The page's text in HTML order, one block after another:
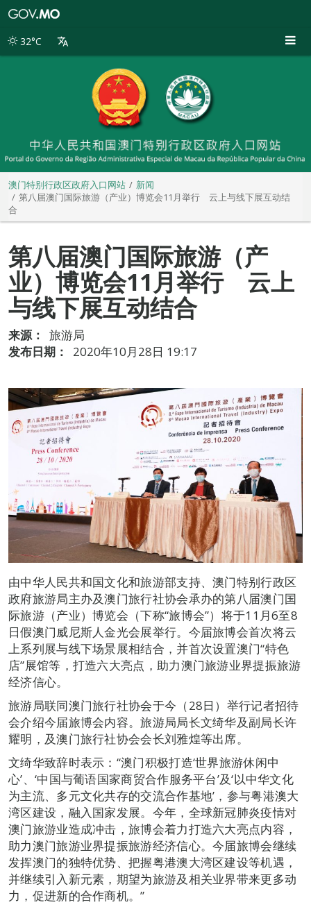
别
32°C
澳门特别行政区政府入口网站
新闻
第八届澳门国际旅游（产业）博览会11月举行 云上与线下展互动结
合
第八届澳门国际旅游（产
业）博览会11月举行 云上
与线下展互动结合
来源：
旅游局
发布日期：
2020年10月28日 19:17
由中华人民共和国文化和旅游部支持、澳门特别行政区
政府旅游局主办及澳门旅行社协会承办的第八届澳门国
际旅游（产业）博览会（下称“旅博会”）将于11月6至8
日假澳门威尼斯人金光会展举行。今届旅博会首次将云
上系列展与线下场景展相结合，并首次设置澳门“特色
店”展馆等，打造六大亮点，助力澳门旅游业界提振旅游
经济信心。
旅游局联同澳门旅行社协会于今（28日）举行记者招待
会介绍今届旅博会内容。旅游局局长文绮华及副局长许
耀明，及澳门旅行社协会会长刘雅煌等出席。
文绮华致辞时表示：“澳门积极打造‘世界旅游休闲中
心’、‘中国与葡语国家商贸合作服务平台’及‘以中华文化
为主流、多元文化共存的交流合作基地’，参与粤港澳大
湾区建设，融入国家发展。今年，全球新冠肺炎疫情对
澳门旅游业造成冲击，旅博会着力打造六大亮点内容，
助力澳门旅游业界提振旅游经济信心。今届旅博会继续
发挥澳门的独特优势、把握粤港澳大湾区建设等机遇，
并继续引入新元素，期望为旅游及相关业界带来更多动
力，促进新的合作商机。”